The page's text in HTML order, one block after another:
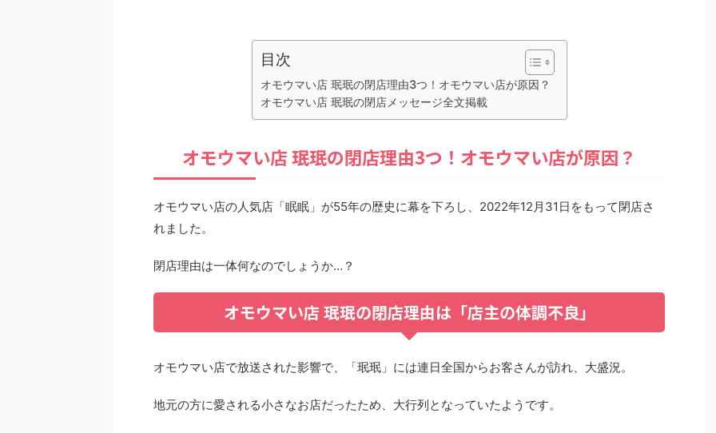
目次
オモウマい店 珉珉の閉店理由3つ！オモウマい店が原因？
オモウマい店 珉珉の閉店メッセージ全文掲載
オモウマい店 珉珉の閉店理由3つ！オモウマい店が原因？
オモウマい店の人気店「眠眠」が55年の歴史に幕を下ろし、2022年12月31日をもって閉店さ
れました。
閉店理由は一体何なのでしょうか…？
オモウマい店 珉珉の閉店理由は「店主の体調不良」
オモウマい店で放送された影響で、「珉珉」には連日全国からお客さんが訪れ、大盛況。
地元の方に愛される小さなお店だったため、大行列となっていたようです。